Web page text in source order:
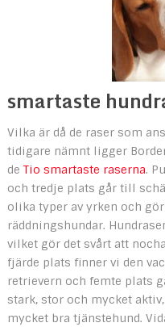
smartaste
Vilka är då de raser som
tidigare nämnt ligger
de Tio smartaste raserna.
och tredje plats går till
olika typer av yrken och
räddningshundar.
vilket gör det svårt att
fjärde plats finner vi den
retrievern och femte plats
stark, stor och mycket
mycket bra tjänstehund.